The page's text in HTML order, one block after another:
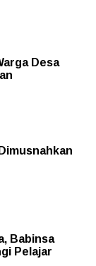
Desa
Babinsa
Pelajar